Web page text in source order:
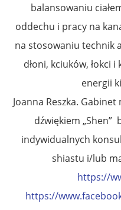
balansowaniu
oddechu i pracy na
na stosowaniu technik
dłoni, kciuków, łokci
energii
Joanna Reszka.
dźwiękiem „Shen”
indywidualnych
shiastu i/lub
https://
https://